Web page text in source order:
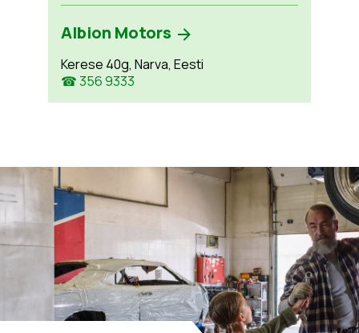
Albion Motors
Kerese 40g, Narva, Eesti
☎ 356 9333